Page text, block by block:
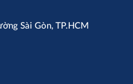
Sài Gòn, TP.HCM